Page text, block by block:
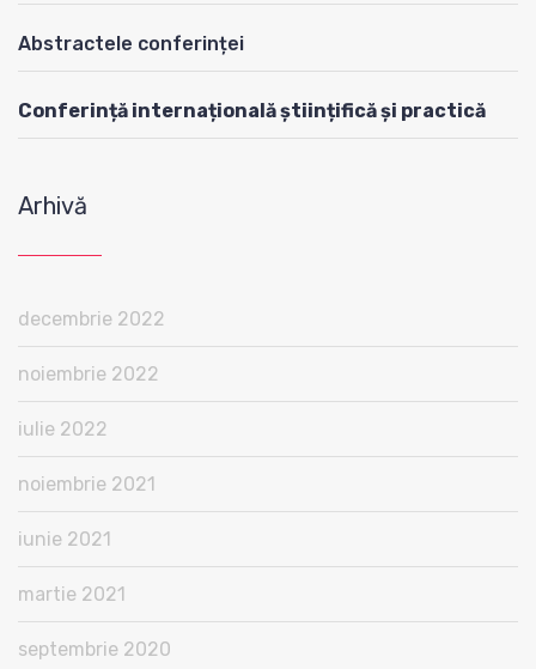
Abstractele conferinței
Conferință internațională științifică și practică
Arhivă
decembrie 2022
noiembrie 2022
iulie 2022
noiembrie 2021
iunie 2021
martie 2021
septembrie 2020